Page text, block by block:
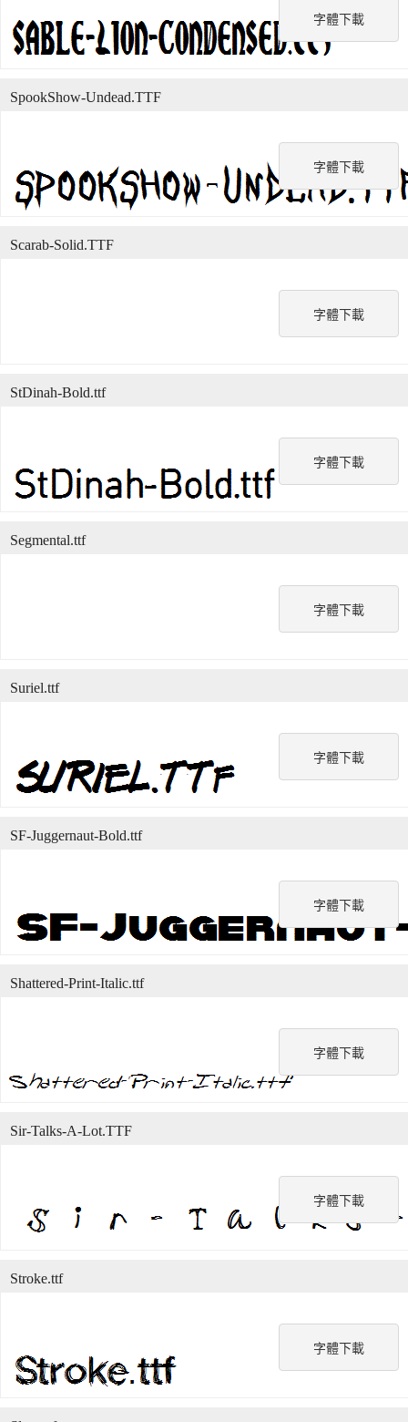
字體下載
字體下載
SpookShow-Undead.TTF
字體下載
Scarab-Solid.TTF
字體下載
StDinah-Bold.ttf
字體下載
Segmental.ttf
字體下載
Suriel.ttf
字體下載
SF-Juggernaut-Bold.ttf
字體下載
Shattered-Print-Italic.ttf
字體下載
Sir-Talks-A-Lot.TTF
字體下載
Stroke.ttf